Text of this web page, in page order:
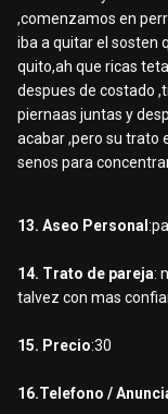
,comenzamos en
iba a quitar el sosten
quito,ah que ricas
despues de costado
piernaas juntas y
acabar ,pero su trato
senos para
13. Aseo Personal
14. Trato de pareja:
talvez con mas
15. Precio:30
16.Telefono /